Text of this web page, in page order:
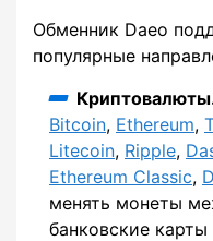
Обменник Daeo
популярные
Bitcoin, Ethereum,
Litecoin, Ripple,
Ethereum Classic,
менять монеты
банковские